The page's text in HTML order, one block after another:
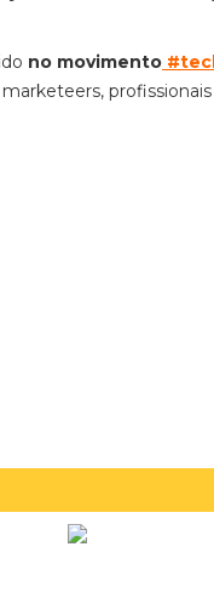
no movimento